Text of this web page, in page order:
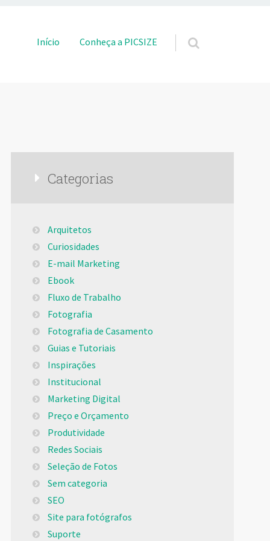
Pular para o conteúdo
Início Conheça a PICSIZE
Categorias
Arquitetos
Curiosidades
E-mail Marketing
Ebook
Fluxo de Trabalho
Fotografia
Fotografia de Casamento
Guias e Tutoriais
Inspirações
Institucional
Marketing Digital
Preço e Orçamento
Produtividade
Redes Sociais
Seleção de Fotos
Sem categoria
SEO
Site para fotógrafos
Suporte